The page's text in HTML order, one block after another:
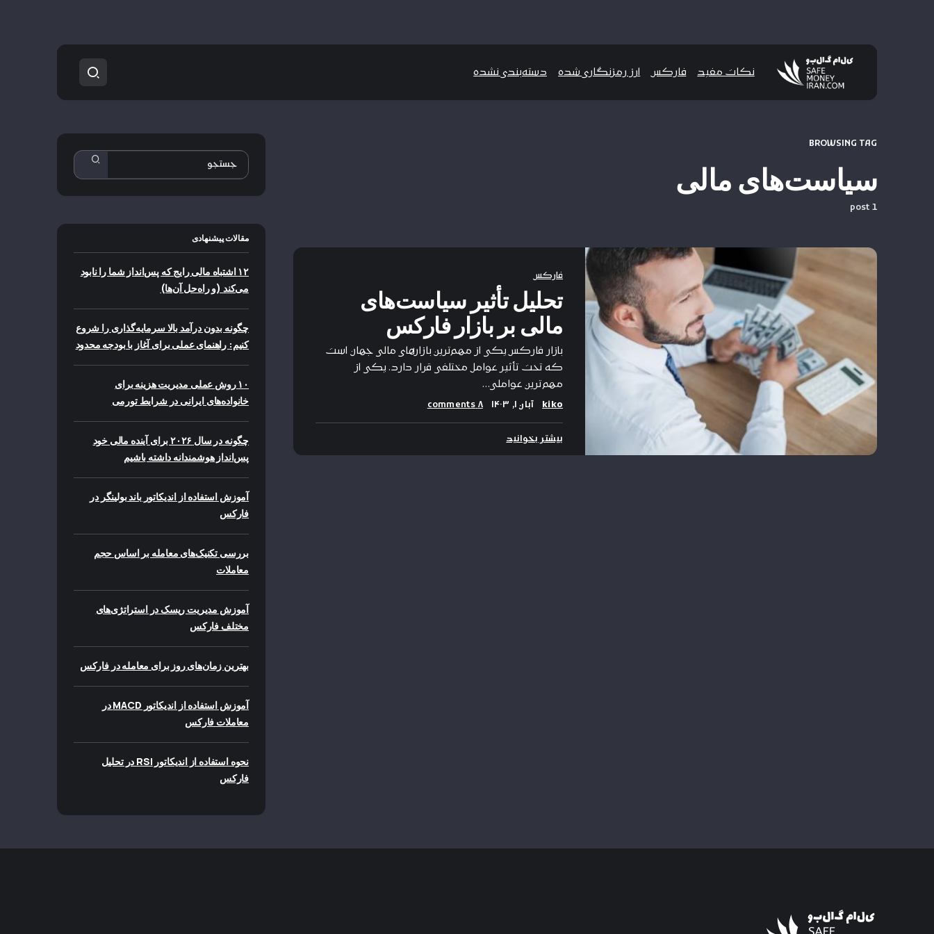
نکات مفید فارکس ارز رمزنگاری شده دسته‌بندی نشده
BROWSING TAG
سیاست‌های مالی
1 post
فارکس
تحلیل تأثیر سیاست‌های
مالی بر بازار فارکس
بازار فارکس یکی از مهم‌ترین بازارهای مالی جهان است
که تحت تأثیر عوامل مختلفی قرار دارد. یکی از
مهم‌ترین عواملی…
kiko آبان ۱, ۱۴۰۳ ۸ comments
بیشتر بخوانید
مقالات پیشنهادی
۱۲ اشتباه مالی رایج که پس‌انداز شما را نابود
می‌کند (و راه‌حل آن‌ها)
چگونه بدون درآمد بالا سرمایه‌گذاری را شروع
کنیم: راهنمای عملی برای آغاز با بودجه محدود
۱۰ روش عملی مدیریت هزینه برای
خانواده‌های ایرانی در شرایط تورمی
چگونه در سال ۲۰۲۶ برای آینده مالی خود
پس‌انداز هوشمندانه داشته باشیم
آموزش استفاده از اندیکاتور باند بولینگر در
فارکس
بررسی تکنیک‌های معامله بر اساس حجم
معاملات
آموزش مدیریت ریسک در استراتژی‌های
مختلف فارکس
بهترین زمان‌های روز برای معامله در فارکس
آموزش استفاده از اندیکاتور MACD در
معاملات فارکس
نحوه استفاده از اندیکاتور RSI در تحلیل
فارکس